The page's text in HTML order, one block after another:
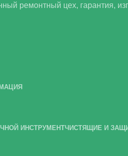
ремонтный цех, гарантия,
ИНСТРУМЕНТЧИСТЯЩИЕ И